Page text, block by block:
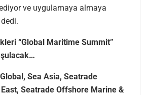
ve uygulamaya almaya
“Global Maritime Summit”
Sea Asia, Seatrade
Seatrade Offshore Marine &